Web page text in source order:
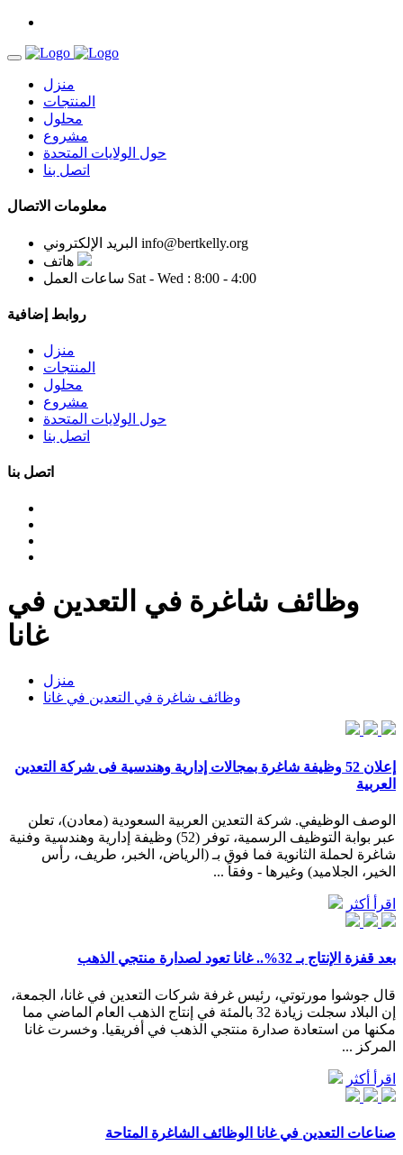
منزل
المنتجات
محلول
مشروع
حول الولايات المتحدة
اتصل بنا
معلومات الاتصال
البريد الإلكتروني info@bertkelly.org
هاتف
ساعات العمل Sat - Wed : 8:00 - 4:00
روابط إضافية
منزل
المنتجات
محلول
مشروع
حول الولايات المتحدة
اتصل بنا
اتصل بنا
وظائف شاغرة في التعدين في
غانا
منزل
وظائف شاغرة في التعدين في غانا
إعلان 52 وظيفة شاغرة بمجالات إدارية وهندسية فى شركة التعدين
العربية
الوصف الوظيفي. شركة التعدين العربية السعودية (معادن)، تعلن
عبر بوابة التوظيف الرسمية، توفر (52) وظيفة إدارية وهندسية وفنية
شاغرة لحملة الثانوية فما فوق بـ (الرياض، الخبر، طريف، رأس
الخير، الجلاميد) وغيرها - وفقاً ...
اقرأ أكثر
بعد قفزة الإنتاج بـ 32%.. غانا تعود لصدارة منتجي الذهب
قال جوشوا مورتوتي، رئيس غرفة شركات التعدين في غانا، الجمعة،
إن البلاد سجلت زيادة 32 بالمئة في إنتاج الذهب العام الماضي مما
مكنها من استعادة صدارة منتجي الذهب في أفريقيا. وخسرت غانا
المركز ...
اقرأ أكثر
صناعات التعدين في غانا الوظائف الشاغرة المتاحة